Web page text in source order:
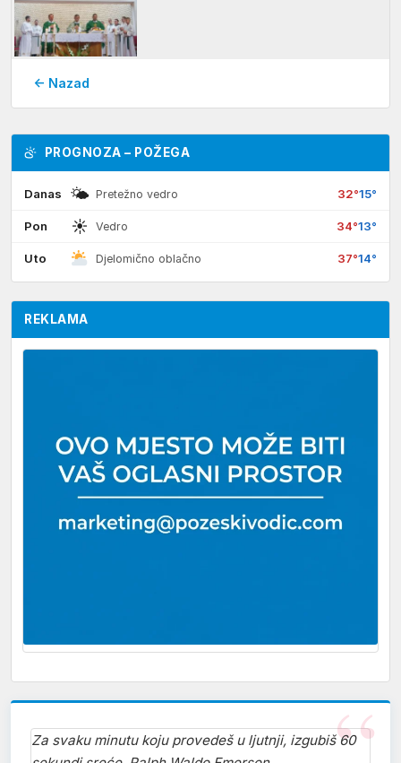
← Nazad
PROGNOZA – POŽEGA
Danas 🌤 Pretežno vedro 32°15°
Pon ☀ Vedro 34°13°
Uto Djelomično oblačno 37°14°
REKLAMA
Za svaku minutu koju provedeš u ljutnji, izgubiš 60